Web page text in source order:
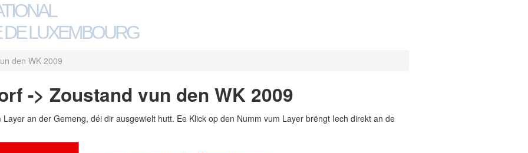
LUXEMBOURG
den WK 2009
-> Zoustand vun den WK 2009
an der Gemeng, déi dir ausgewielt hutt. Ee Klick op den Numm vum Layer brëngt Iech direkt an de